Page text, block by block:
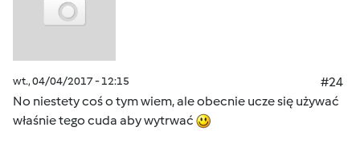
wt., 04/04/2017 - 12:15
#24
No niestety coś o tym wiem, ale obecnie ucze się używać
właśnie tego cuda aby wytrwać